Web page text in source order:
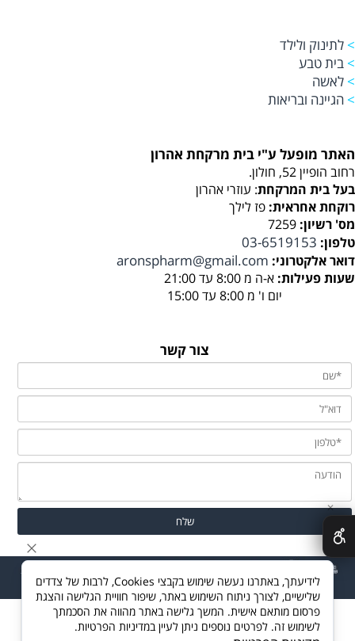
> לתינוק ולילד
> בית טבע
> לאשה
> הגיינה ובריאות
האתר מופעל ע"י בית מרקחת אהרון
רחוב הופיין 52, חולון.
בעל בית המרקחת: עוזרי אהרון
רוקחת אחראית: פז לילך
מס' רשיון: 7259
טלפון: 03-6519153
דואר אלקטרוני: aronspharm@gmail.com
שעות פעילות: א-ה מ 8:00 עד 21:00
יום ו' מ 8:00 עד 15:00
צור קשר
✕
לידיעתך, באתרנו נעשה שימוש בקבצי Cookies, לרבות של צדדים
שלישיים, לצורך ניתוח השימוש באתר, שיפור חוויית הגלישה והצגת
פרסום מותאם אישית. המשך גלישה באתר מהווה את הסכמתך
לשימוש זה. לפרטים נוספים ניתן לעיין במדיניות הפרטיות.